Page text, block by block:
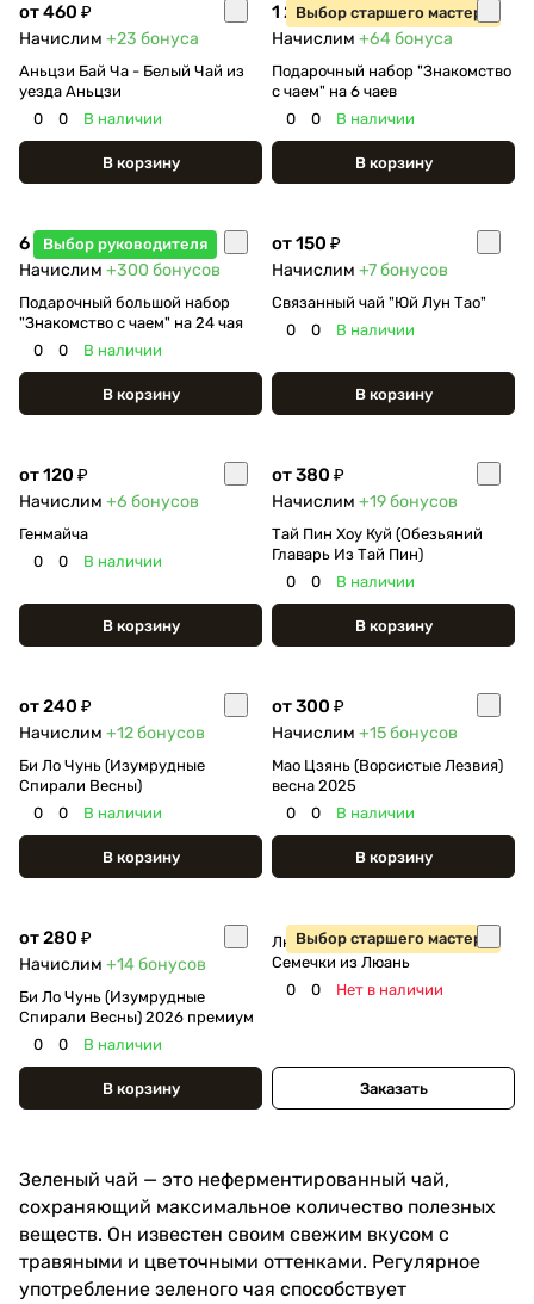
от 460 ₽
Начислим +23 бонуса
Аньцзи Бай Ча - Белый Чай из
уезда Аньцзи
0
0 В наличии
В корзину
Выбор старшего мастера
1 290 ₽
Начислим +64бонуса
Подарочный набор "Знакомство
с чаем" на 6 чаев
0
0 В наличии
В корзину
Выбор руководителя
6 000 ₽
Начислим +300 бонусов
Подарочный большой набор
"Знакомство с чаем" на 24 чая
0
0 В наличии
В корзину
от 150 ₽
Начислим +7бонусов
Связанный чай "Юй Лун Тао"
0
0 В наличии
В корзину
от 120 ₽
Начислим +6 бонусов
Генмайча
0
0 В наличии
В корзину
от 380 ₽
Начислим +19бонусов
Тай Пин Хоу Куй (Обезьяний
Главарь Из Тай Пин)
0
0 В наличии
В корзину
от 240 ₽
Начислим +12бонусов
Би Ло Чунь (Изумрудные
Спирали Весны)
0
0 В наличии
В корзину
от 300 ₽
Начислим +15бонусов
Мао Цзянь (Ворсистые Лезвия)
весна 2025
0
0 В наличии
В корзину
от 280 ₽
Начислим +14бонусов
Би Ло Чунь (Изумрудные
Спирали Весны) 2026 премиум
0
0 В наличии
В корзину
Выбор старшего мастера
Люань Гуапянь - Тыквенные
Семечки из Люань
0
0 Нет в наличии
Заказать
Зеленый чай — это неферментированный чай,
сохраняющий максимальное количество полезных
веществ. Он известен своим свежим вкусом с
травяными и цветочными оттенками. Регулярное
употребление зеленого чая способствует